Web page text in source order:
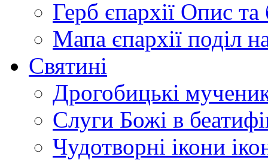
Герб єпархії Опис та
Мапа єпархії поділ
Святині
Дрогобицькі
Слуги Божі в
Чудотворні ікони